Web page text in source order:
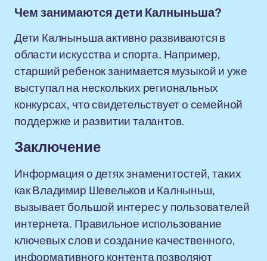
Чем занимаются дети Калныньша?
Дети Калныньша активно развиваются в
области искусства и спорта. Например,
старший ребенок занимается музыкой и уже
выступал на нескольких региональных
конкурсах, что свидетельствует о семейной
поддержке и развитии талантов.
Заключение
Информация о детях знаменитостей, таких
как Владимир Шевельков и Калныньш,
вызывает большой интерес у пользователей
интернета. Правильное использование
ключевых слов и создание качественного,
информативного контента позволяют